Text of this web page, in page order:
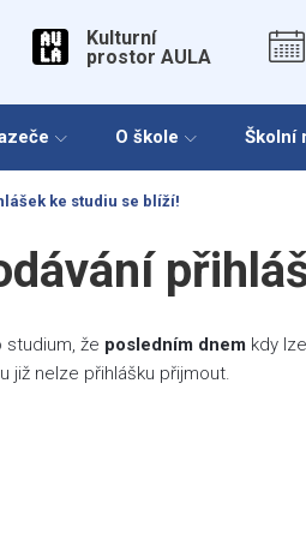
Kulturní
prostor AULA
O škole Školní
ke studiu se blíží!
studium, že posledním dnem kdy
již nelze přihlášku přijmout.